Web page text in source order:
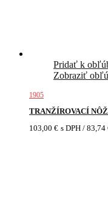
Pridať k
Zobraziť
1905
TRANŽÍROVACÍ
103,00 € s DPH / 83,74